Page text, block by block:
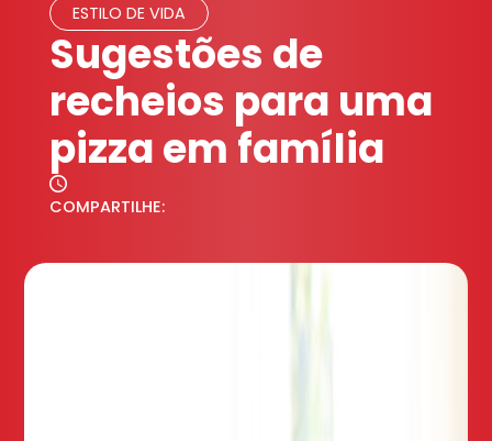
ESTILO DE VIDA
Sugestões de
recheios para uma
pizza em família
COMPARTILHE: